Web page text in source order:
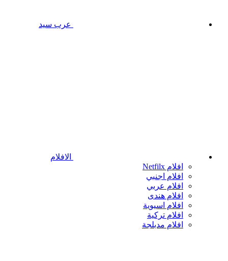
عرب سيد
الافلام
افلام Netfilx
افلام اجنبي
افلام عربي
افلام هندى
افلام اسيوية
افلام تركية
افلام مدبلجة